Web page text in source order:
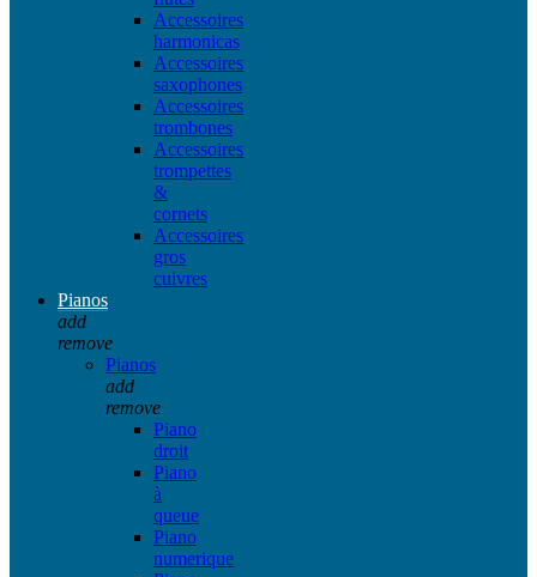
Accessoires
harmonicas
Accessoires
saxophones
Accessoires
trombones
Accessoires
trompettes
&
cornets
Accessoires
gros
cuivres
Pianos
add
remove
Pianos
add
remove
Piano
droit
Piano
à
queue
Piano
numerique